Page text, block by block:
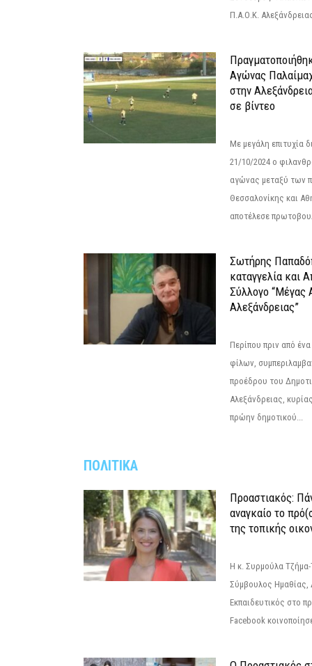
Π.Α.Ο.Κ.
Αγώνας
στην
σε βίντεο
Με μεγάλη επιτυχία
21/10/2024 ο
αγώνας μεταξύ των
Θεσσαλονίκης και
αποτέλεσε
Σωτήρης
καταγγελία και
Σύλλογο “Μέγας
Αλεξάνδρειας”
Περίπου πριν από
φίλων,
προέδρου του
Αλεξάνδρειας,
πρώην δημοτικού...
ΠΟΛΙΤΙΚΑ
Προαστιακός:
αναγκαίο το
της τοπικής
Η κ. Συρμούλα
Σύμβουλος Ημαθίας,
Εκπαιδευτικός στο
Facebook